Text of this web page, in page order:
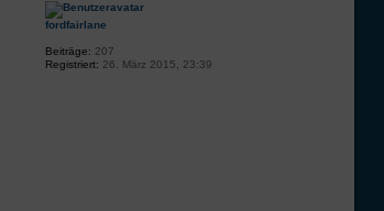
fordfairlane
Beiträge: 207
Registriert: 26. März 2015, 23:39